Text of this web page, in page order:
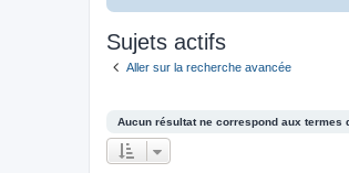
Sujets actifs
Aller sur la recherche avancée
Aucun résultat ne correspond aux termes